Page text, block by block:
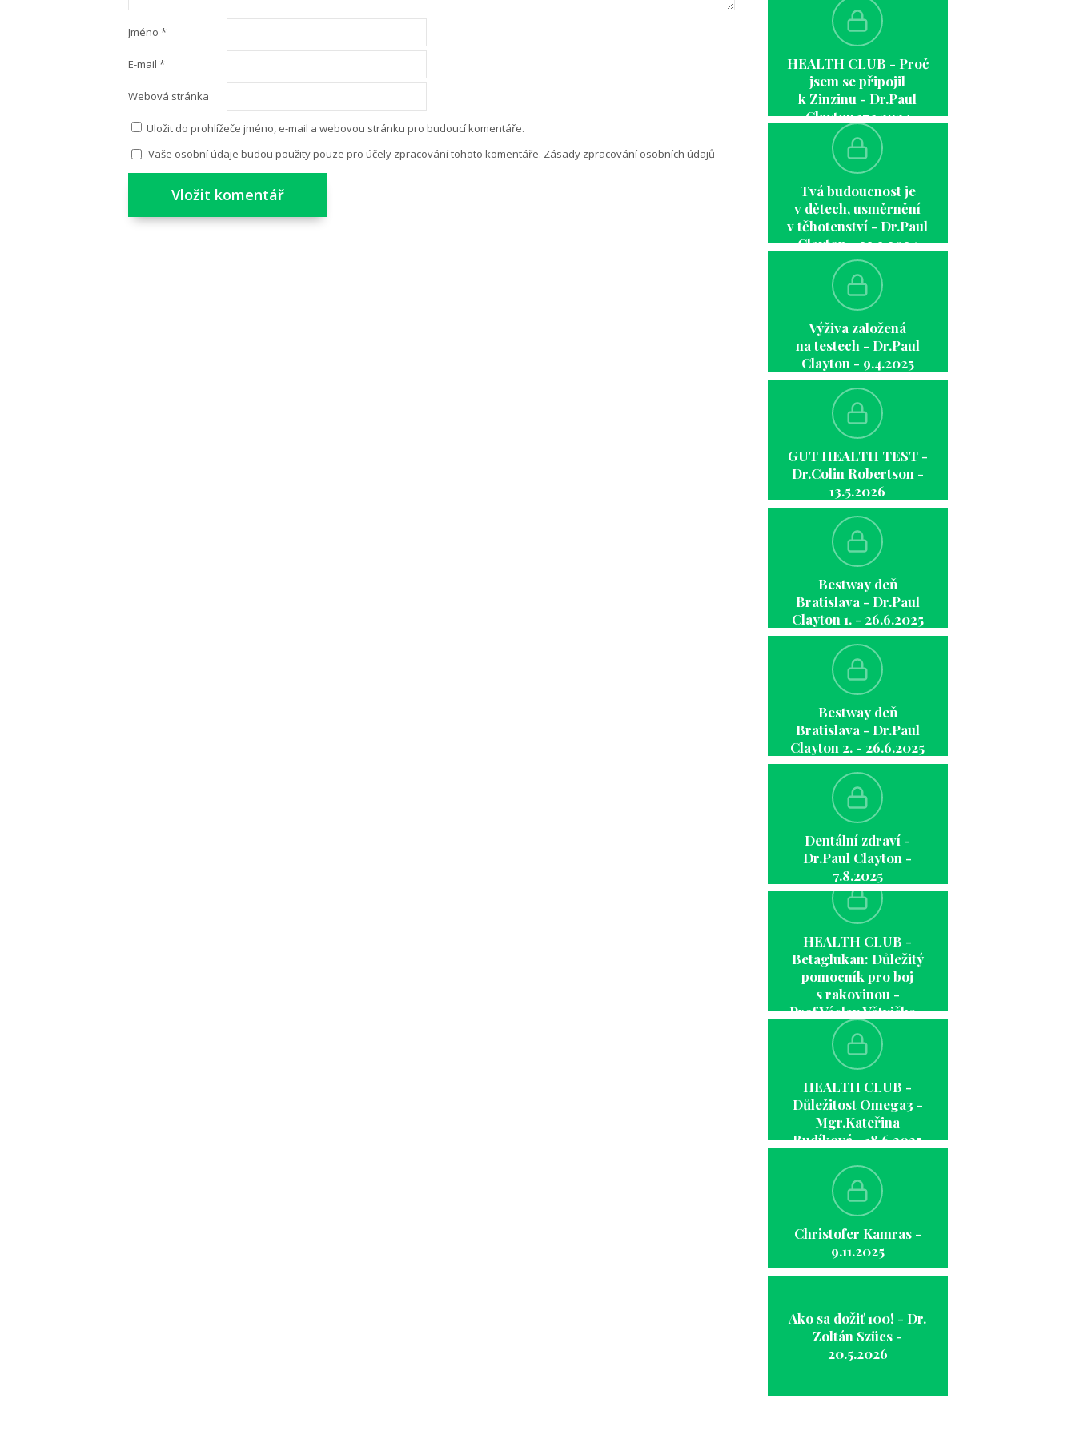
Jméno *
E-mail *
Webová stránka
Uložit do prohlížeče jméno, e-mail a webovou stránku pro budoucí komentáře.
Vaše osobní údaje budou použity pouze pro účely zpracování tohoto komentáře. Zásady zpracování osobních údajů
HEALTH CLUB - Proč
jsem se připojil
k Zinzinu - Dr.Paul
Clayton 17.1.2024
Tvá budoucnost je
v dětech, usměrnění
v těhotenství - Dr.Paul
Clayton - 22.2.2024
Výživa založená
na testech - Dr.Paul
Clayton - 9.4.2025
GUT HEALTH TEST -
Dr.Colin Robertson -
13.5.2026
Bestway deň
Bratislava - Dr.Paul
Clayton 1. - 26.6.2025
Bestway deň
Bratislava - Dr.Paul
Clayton 2. - 26.6.2025
Dentální zdraví -
Dr.Paul Clayton -
7.8.2025
HEALTH CLUB -
Betaglukan: Důležitý
pomocník pro boj
s rakovinou -
Prof.Václav Větvička -
21.11.2023
HEALTH CLUB -
Důležitost Omega3 -
Mgr.Kateřina
Budíková - 18.6.2025
Christofer Kamras -
9.11.2025
Ako sa dožiť 100! - Dr.
Zoltán Szücs -
20.5.2026